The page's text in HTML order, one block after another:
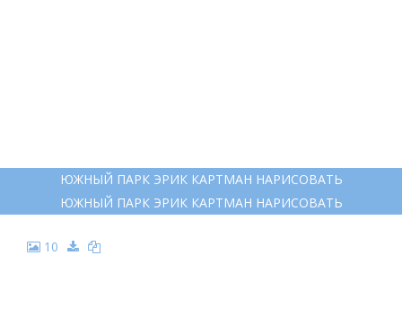
ЮЖНЫЙ ПАРК ЭРИК КАРТМАН НАРИСОВАТЬ
ЮЖНЫЙ ПАРК ЭРИК КАРТМАН НАРИСОВАТЬ
10